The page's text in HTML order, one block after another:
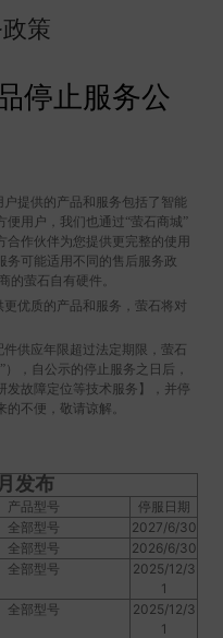
策
停止服务公
提供的产品和服务包括了智能
用户，我们也通过“萤石商城”
合作伙伴为您提供更完整的使用
务可能适用不同的售后服务政
的萤石自有硬件。
优质的产品和服务，萤石将对
供应年限超过法定期限，萤石
，自公示的停止服务之日后，
发故障定位等技术服务】，并停
不便，敬请谅解。
发布
产品型号
停服日期
全部型号
2027/6/30
全部型号
2026/6/30
全部型号
2025/12/3
1
全部型号
2025/12/3
1